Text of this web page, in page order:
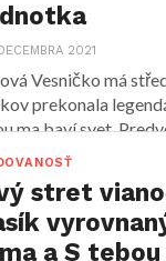
2021
Vesničko má
prekonala
ma baví svet.
stret
a S